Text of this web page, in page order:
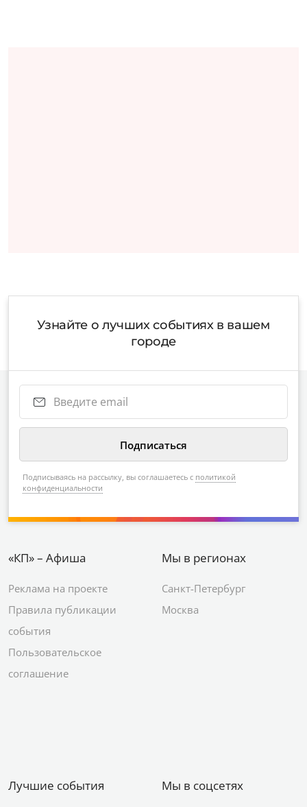
Узнайте о лучших событиях в вашем
городе
Подписываясь на рассылку, вы соглашаетесь с политикой
конфиденциальности
«КП» – Афиша
Реклама на проекте
Правила публикации
события
Пользовательское
соглашение
Мы в регионах
Санкт-Петербург
Москва
Лучшие события Мы в соцсетях